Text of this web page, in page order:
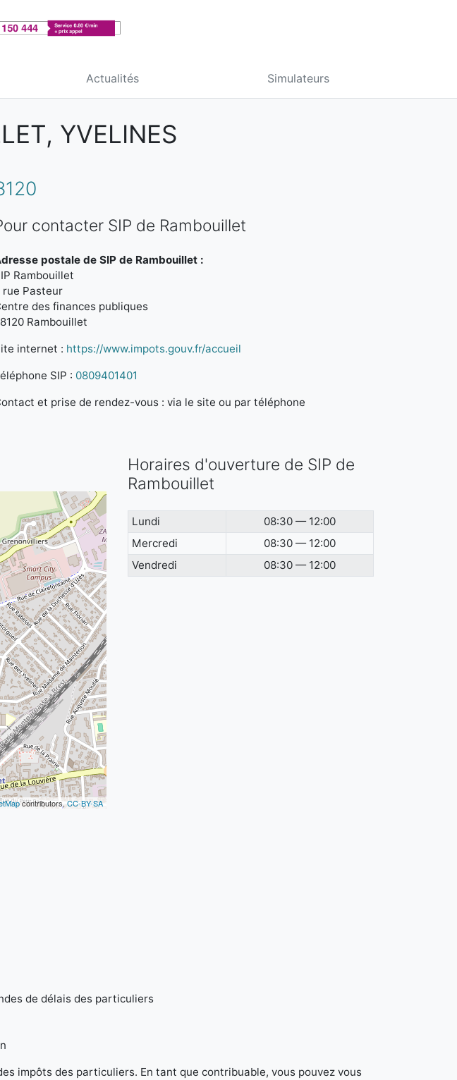
Actualités Simulateurs
YVELINES
contacter SIP de Rambouillet
postale de SIP de Rambouillet :
Rambouillet
rue Pasteur
des finances publiques
Rambouillet
internet : https://www.impots.gouv.fr/accueil
SIP : 0809401401
et prise de rendez-vous : via le site ou par téléphone
contributors,CC-BY-SA
Horaires d'ouverture de SIP de
Rambouillet
Lundi
08:30 — 12:00
Mercredi
08:30 — 12:00
Vendredi
08:30 — 12:00
de délais des particuliers
impôts des particuliers. En tant que contribuable, vous pouvez vous